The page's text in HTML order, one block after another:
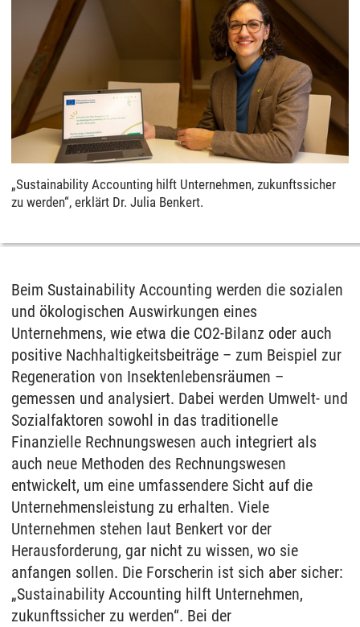
„Sustainability Accounting hilft Unternehmen, zukunftssicher
zu werden“, erklärt Dr. Julia Benkert.
Beim Sustainability Accounting werden die sozialen
und ökologischen Auswirkungen eines
Unternehmens, wie etwa die CO2-Bilanz oder auch
positive Nachhaltigkeitsbeiträge – zum Beispiel zur
Regeneration von Insektenlebensräumen –
gemessen und analysiert. Dabei werden Umwelt- und
Sozialfaktoren sowohl in das traditionelle
Finanzielle Rechnungswesen auch integriert als
auch neue Methoden des Rechnungswesen
entwickelt, um eine umfassendere Sicht auf die
Unternehmensleistung zu erhalten. Viele
Unternehmen stehen laut Benkert vor der
Herausforderung, gar nicht zu wissen, wo sie
anfangen sollen. Die Forscherin ist sich aber sicher:
„Sustainability Accounting hilft Unternehmen,
zukunftssicher zu werden“. Bei der